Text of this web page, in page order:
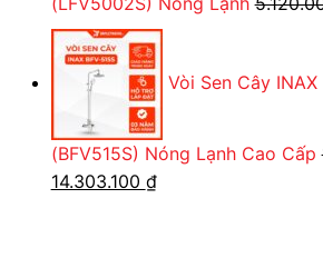
Vòi Sen Cây INAX
(BFV515S) Nóng Lạnh Cao Cấp
Giá
14.303.100 ₫Giá